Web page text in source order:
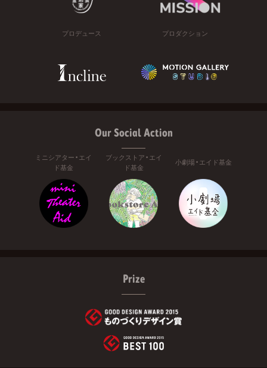
プロデュース プロダクション
Our Social Action
ミニシアター・エイ
ド基金
ブックストア・エイ
ド基金
小劇場・エイド基金
Prize